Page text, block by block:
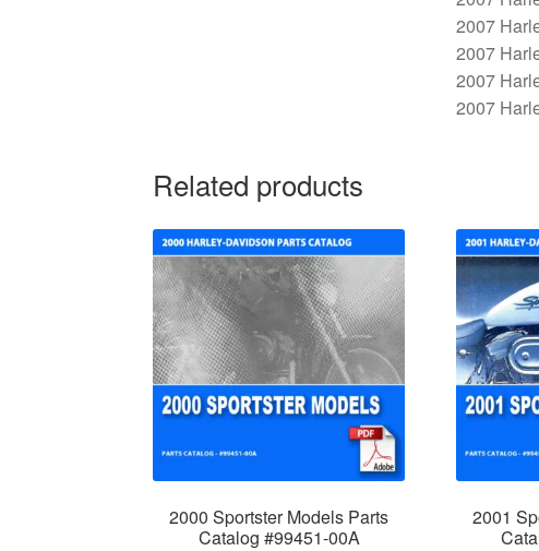
2007
2007
2007
2007
Related products
2000 Sportster Models Parts
Catalog #99451-00A
2001